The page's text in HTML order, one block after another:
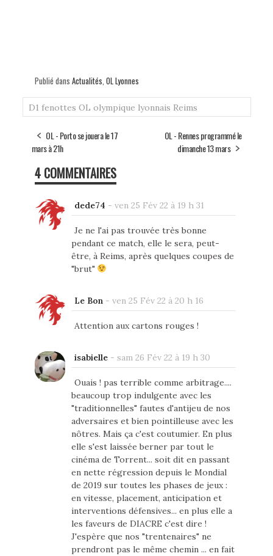
Publié dans Actualités, OL Lyonnes
D1 fenottes OL olympique lyonnais Reims
OL - Porto se jouera le 17
mars à 21h
OL - Rennes programmé le
dimanche 13 mars
4 COMMENTAIRES
dede74 - ven 25 Fév 22 à 19 h 31
Je ne l'ai pas trouvée très bonne
pendant ce match, elle le sera, peut-
être, à Reims, après quelques coupes de
"brut"
Le Bon- ven 25 Fév 22 à 20 h 16
Attention aux cartons rouges !
isabielle- sam 26 Fév 22 à 19 h 30
Ouais ! pas terrible comme arbitrage....
beaucoup trop indulgente avec les
"traditionnelles" fautes d'antijeu de nos
adversaires et bien pointilleuse avec les
nôtres. Mais ça c'est coutumier. En plus
elle s'est laissée berner par tout le
cinéma de Torrent... soit dit en passant
en nette régression depuis le Mondial
de 2019 sur toutes les phases de jeux :
en vitesse, placement, anticipation et
interventions défensives... en plus elle a
les faveurs de DIACRE c'est dire !
J'espère que nos "trentenaires" ne
prendront pas le même chemin ... en fait